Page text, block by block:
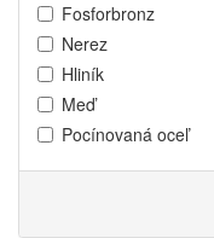
Fosforbronz
Nerez
Hliník
Meď
Pocínovaná oceľ